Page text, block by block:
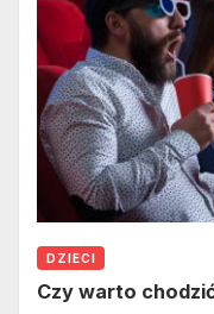
DZIECI
Czy warto